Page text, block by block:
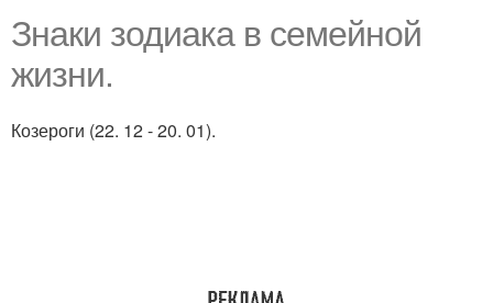
Знаки зодиака в семейной
жизни.
Козероги (22. 12 - 20. 01).